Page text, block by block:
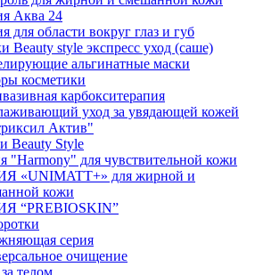
Аква 24
для области вокруг глаз и губ
Beauty style экспресс уход (саше)
альгинатные маски
косметики
карбокситерапия
уход за увядающей кожей
Актив"
Beauty Style
"Harmony" для чувствительной кожи
«UNIMATT+» для жирной и
кожи
“PREBIOSKIN”
серия
очищение
телом